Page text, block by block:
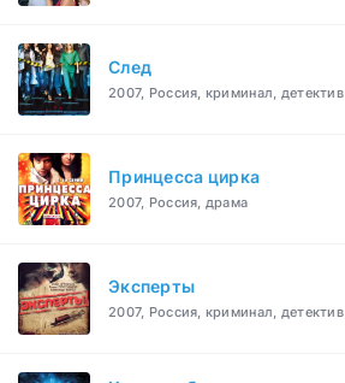
След
2007, Россия, криминал, детектив
Принцесса цирка
2007, Россия, драма
Эксперты
2007, Россия, криминал, детектив